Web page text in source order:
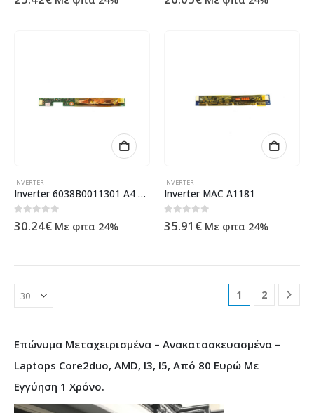
INVERTER
Inverter 6038B0011301 A4 A100
0 out of 5
30.24€ Με φπα 24%
INVERTER
Inverter MAC A1181
0 out of 5
35.91 € Με φπα 24%
1 2
Επώνυμα Μεταχειρισμένα – Ανακατασκευασμένα –
Laptops Core2duo, AMD, I3, I5, Από 80 Ευρώ Με
Εγγύηση 1 Χρόνο.